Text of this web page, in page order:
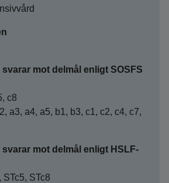
mot delmål enligt SOSFS
c8
a3, a4, a5, b1, b3, c1, c2, c4, c7,
mot delmål enligt HSLF-
STc5, STc8